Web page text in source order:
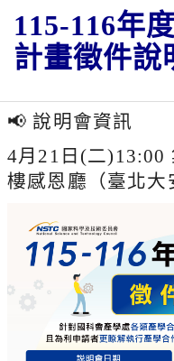
115-116年
計畫徵件說
📢 說明會資訊
4月21日(二)13:00
樓感恩廳（臺北大